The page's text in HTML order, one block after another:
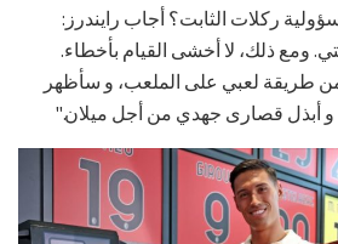
ركلات الثابت؟ أجاب رايندرز:
ومع ذلك، لا أخشى القيام بأخطاء.
طريقة لعبي على الملعب، و سأظهر
أبذل قصارى جهدي من أجل ميلان."